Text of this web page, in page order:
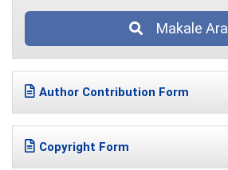
Makale Ara
Author Contribution Form
Copyright Form